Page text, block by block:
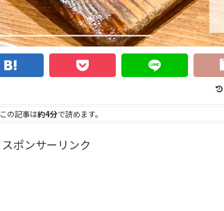
この記事は約4分で読めます。
スポンサーリンク